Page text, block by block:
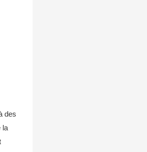
des
la